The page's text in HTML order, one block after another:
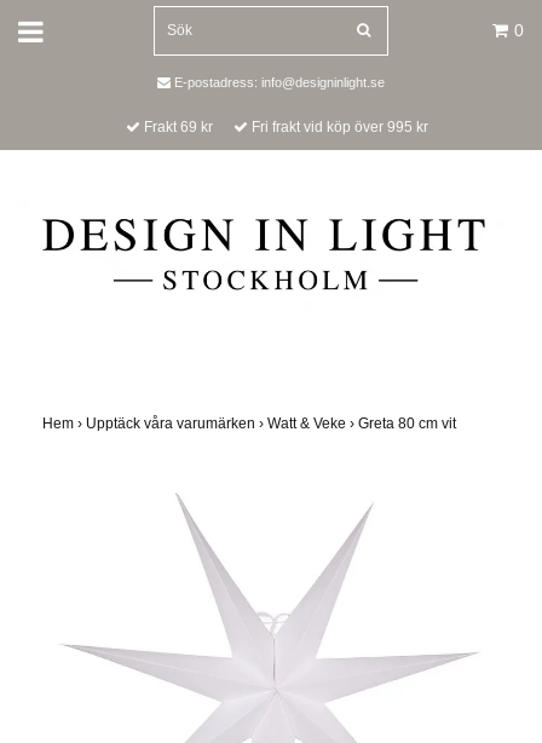
0
E-postadress: info@designinlight.se
Frakt 69 kr Fri frakt vid köp över 995 kr
Hem › Upptäck våra varumärken › Watt & Veke › Greta 80 cm vit